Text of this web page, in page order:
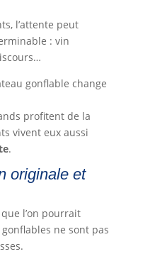
l’attente peut
: vin
gonflable change
profitent de la
vivent eux aussi
.
originale et
l’on pourrait
ne sont pas